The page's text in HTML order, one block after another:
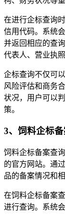
在进行企标查询
信用代码。系统
并返回相应的查
代表人、营业执
企标查询不仅可
风险评估和商务
状况，用户可以
策。
3、饲料企标
饲料企标备案查
的官方网站。通
品的备案情况和相
在饲料企标备案
进行查询。系统